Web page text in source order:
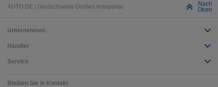
AUTO.DE | Deutschlands Großes Autoportal
Nach
Oben
Unternehmen
Händler
Service
Bleiben Sie in Kontakt